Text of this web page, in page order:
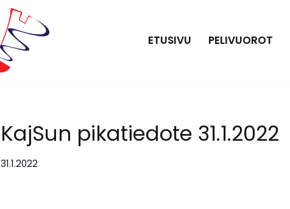
ETUSIVU PELIVUOROT
KajSun pikatiedote 31.1.2022
31.1.2022